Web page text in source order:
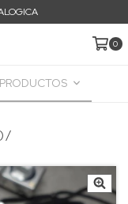
0
PRODUCTOS
/